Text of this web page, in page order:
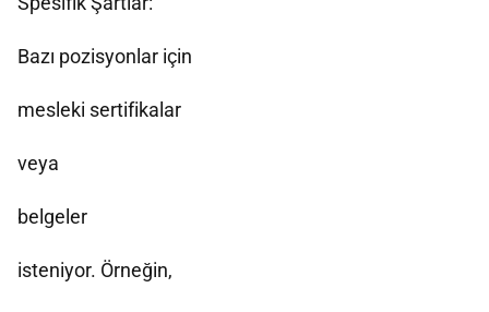
Bazı pozisyonlar için
mesleki sertifikalar
veya
belgeler
isteniyor. Örneğin,